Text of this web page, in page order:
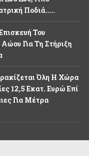
Ποδιά.....
Του
Για Τη Στήριξη
Όλη Η Χώρα
12,5 Εκατ. Ευρώ Επί
Για Μέτρα